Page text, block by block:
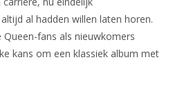
al hadden willen laten horen.
fans als nieuwkomers
kans om een klassiek album met